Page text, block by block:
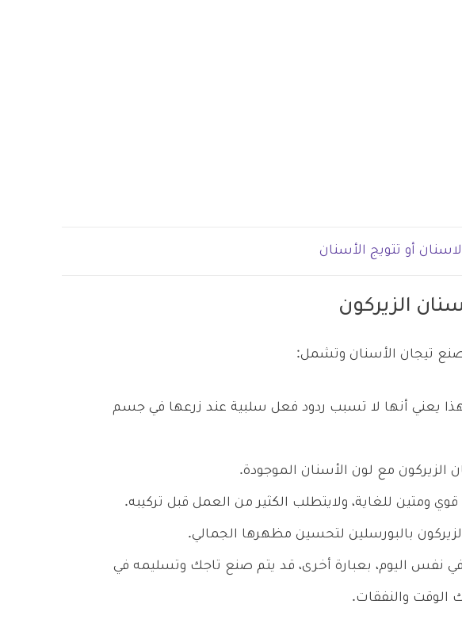
أو تتويج الأسنان
الزيركون
تيجان الأسنان وتشمل:
وهذا يعني أنها لا تسبب ردود فعل سلبية عند زرعها في جسم
الزيركون مع لون الأسنان الموجودة.
قوي ومتين للغاية، ولايتطلب الكثير من العمل قبل تركيبه.
بالبورسلين لتحسين مظهرها الجمالي.
نفس اليوم، بعبارة أخرى، قد يتم صنع تاجك وتسليمه في
الوقت والنفقات.